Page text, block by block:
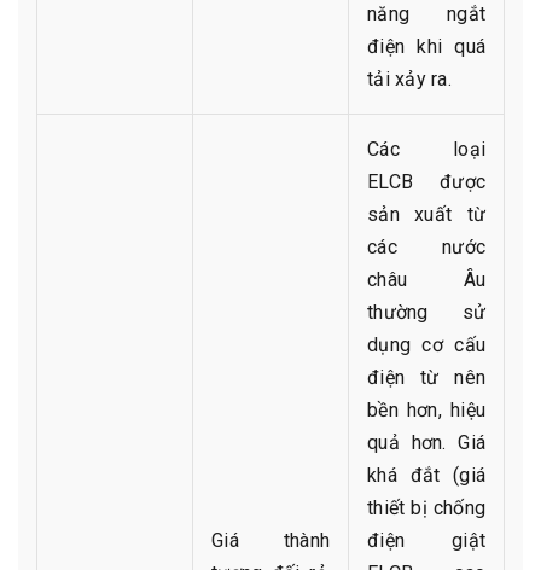
năng ngắt
điện khi quá
tải xảy ra.
Giá thành
Các loại
ELCB được
sản xuất từ
các nước
châu Âu
thường sử
dụng cơ cấu
điện từ nên
bền hơn, hiệu
quả hơn. Giá
khá đắt (giá
thiết bị chống
điện giật